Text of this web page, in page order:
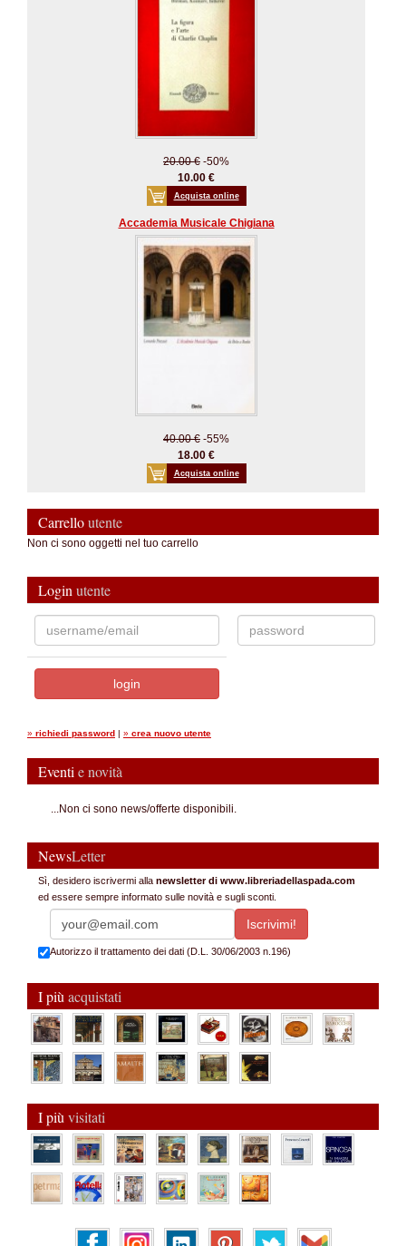
20.00 € -50%
10.00 €
Acquista online
Accademia Musicale Chigiana
40.00 € -55%
18.00 €
Acquista online
Carrelloutente
Non ci sono oggetti nel tuo carrello
Login utente
» richiedi password | » crea nuovo utente
Eventi e novità
...Non ci sono news/offerte disponibili.
NewsLetter
Sì, desidero iscrivermi alla newsletter di www.libreriadellaspada.com
ed essere sempre informato sulle novità e sugli sconti.
Autorizzo il trattamento dei dati (D.L. 30/06/2003 n.196)
I più acquistati
I più visitati